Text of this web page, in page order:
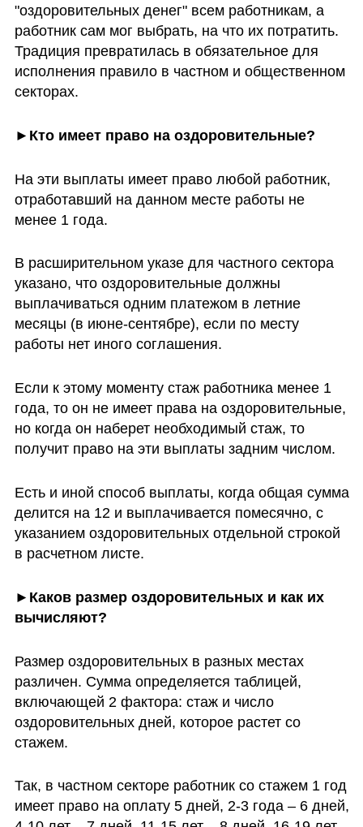
"оздоровительных денег" всем работникам, а
работник сам мог выбрать, на что их потратить.
Традиция превратилась в обязательное для
исполнения правило в частном и общественном
секторах.
►Кто имеет право на оздоровительные?
На эти выплаты имеет право любой работник,
отработавший на данном месте работы не
менее 1 года.
В расширительном указе для частного сектора
указано, что оздоровительные должны
выплачиваться одним платежом в летние
месяцы (в июне-сентябре), если по месту
работы нет иного соглашения.
Если к этому моменту стаж работника менее 1
года, то он не имеет права на оздоровительные,
но когда он наберет необходимый стаж, то
получит право на эти выплаты задним числом.
Есть и иной способ выплаты, когда общая сумма
делится на 12 и выплачивается помесячно, с
указанием оздоровительных отдельной строкой
в расчетном листе.
►Каков размер оздоровительных и как их
вычисляют?
Размер оздоровительных в разных местах
различен. Сумма определяется таблицей,
включающей 2 фактора: стаж и число
оздоровительных дней, которое растет со
стажем.
Так, в частном секторе работник со стажем 1 год
имеет право на оплату 5 дней, 2-3 года – 6 дней,